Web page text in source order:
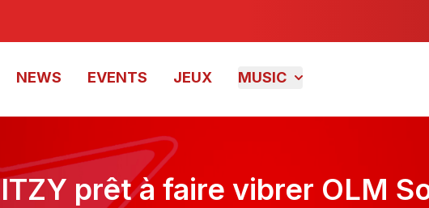
NEWS EVENTS JEUX MUSIC
ITZY prêt à faire vibrer OLM